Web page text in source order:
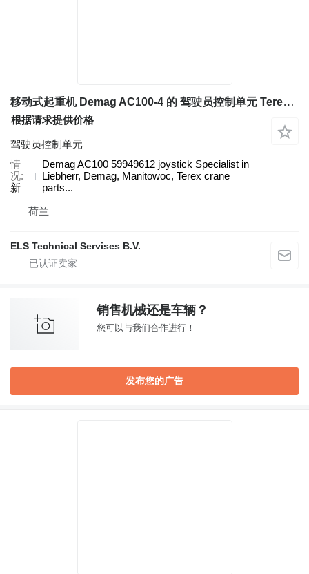
移动式起重机 Demag AC100-4 的 驾驶员控制单元 Terex Demag
根据请求提供价格
驾驶员控制单元
情
况
新
Demag AC100 59949612 joystick Specialist in
Liebherr, Demag, Manitowoc, Terex crane
parts...
荷兰
ELS Technical Servises B.V.
销售机械还是车辆？
您可以与我们合作进行！
发布您的广告